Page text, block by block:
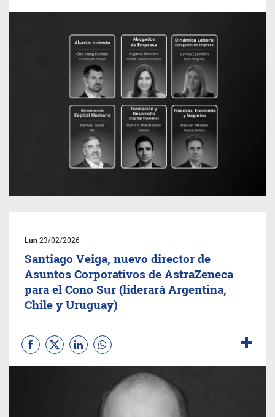
Lun 23/02/2026
Santiago Veiga, nuevo director de
Asuntos Corporativos de AstraZeneca
para el Cono Sur (liderará Argentina,
Chile y Uruguay)